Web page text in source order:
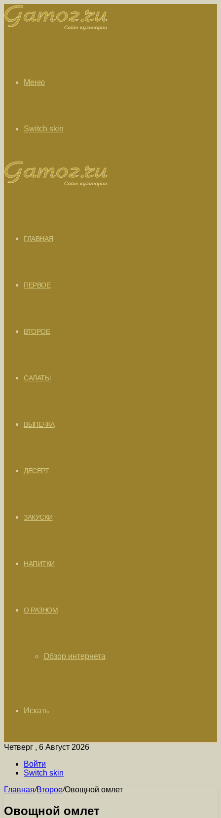
Меню
Switch skin
ГЛАВНАЯ
ПЕРВОЕ
ВТОРОЕ
САЛАТЫ
ВЫПЕЧКА
ДЕСЕРТ
ЗАКУСКИ
НАПИТКИ
О РАЗНОМ
Обзор интернета
Искать
Четверг , 6 Август 2026
Войти
Switch skin
Главная/Второе/Овощной омлет
Овощной омлет